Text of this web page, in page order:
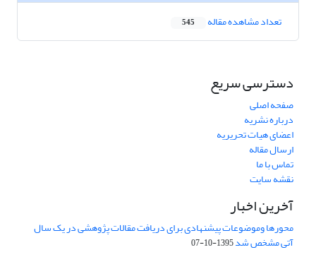
تعداد مشاهده مقاله 545
دسترسی سریع
صفحه اصلی
درباره نشریه
اعضای هیات تحریریه
ارسال مقاله
تماس با ما
نقشه سایت
آخرین اخبار
محورها وموضوعات پیشنهادی برای دریافت مقالات پژوهشی در یک سال
آتی مشخص شد1395-10-07